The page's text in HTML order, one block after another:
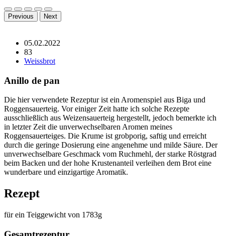
Previous Next
05.02.2022
83
Weissbrot
Anillo de pan
Die hier verwendete Rezeptur ist ein Aromenspiel aus Biga und
Roggensauerteig. Vor einiger Zeit hatte ich solche Rezepte
ausschließlich aus Weizensauerteig hergestellt, jedoch bemerkte ich
in letzter Zeit die unverwechselbaren Aromen meines
Roggensauerteiges. Die Krume ist grobporig, saftig und erreicht
durch die geringe Dosierung eine angenehme und milde Säure. Der
unverwechselbare Geschmack vom Ruchmehl, der starke Röstgrad
beim Backen und der hohe Krustenanteil verleihen dem Brot eine
wunderbare und einzigartige Aromatik.
Rezept
für ein Teiggewicht von 1783g